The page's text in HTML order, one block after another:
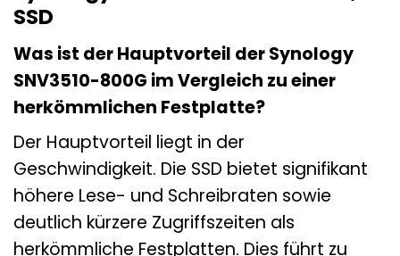
SSD
Was ist der Hauptvorteil der Synology
SNV3510-800G im Vergleich zu einer
herkömmlichen Festplatte?
Der Hauptvorteil liegt in der
Geschwindigkeit. Die SSD bietet signifikant
höhere Lese- und Schreibraten sowie
deutlich kürzere Zugriffszeiten als
herkömmliche Festplatten. Dies führt zu